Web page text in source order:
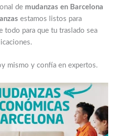
de mudanzas en Barcelona
estamos listos para
todo para que tu traslado sea
mismo y confía en expertos.